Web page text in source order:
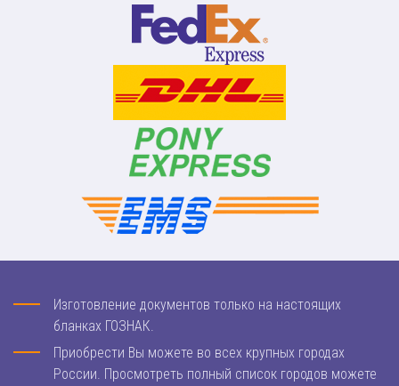
Изготовление документов только на настоящих
бланках ГОЗНАК.
Приобрести Вы можете во всех крупных городах
России. Просмотреть полный список городов можете